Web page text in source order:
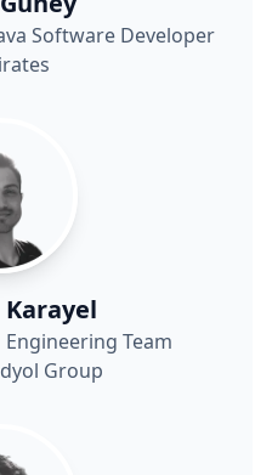
Software Developer
Team
Group